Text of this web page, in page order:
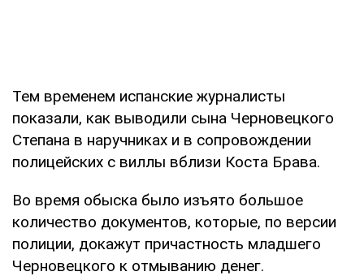
Тем временем испанские журналисты
показали, как выводили сына Черновецкого
Степана в наручниках и в сопровождении
полицейских с виллы вблизи Коста Брава.
Во время обыска было изъято большое
количество документов, которые, по версии
полиции, докажут причастность младшего
Черновецкого к отмыванию денег.